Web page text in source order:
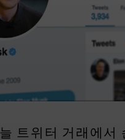
트위터 거래에서